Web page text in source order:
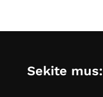
Sekite mus: